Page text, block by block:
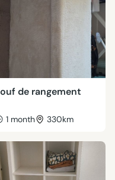
de rangement
1 month 330km